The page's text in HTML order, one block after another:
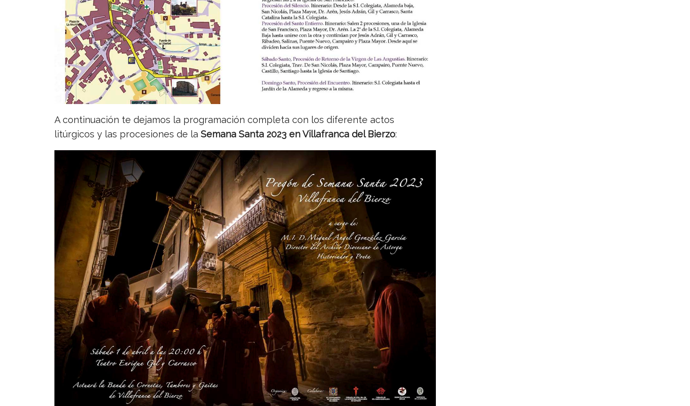
A continuación te dejamos la programación completa con los diferente actos
litúrgicos y las procesiones de la Semana Santa 2023 en Villafranca del Bierzo: